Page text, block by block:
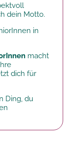
dein Motto.
in
macht
dich für
Ding, du